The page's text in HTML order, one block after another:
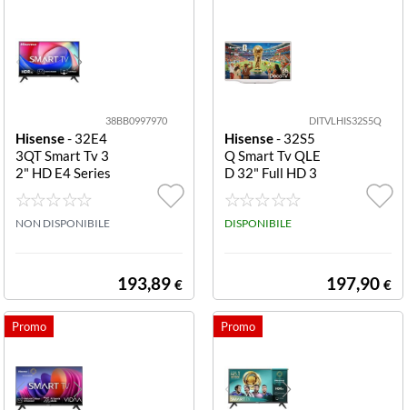
38BB0997970
Hisense- 32E4
3QT Smart Tv 3
2" HD E4 Series
32E43QT
NON DISPONIBILE
193,89 €
DITVLHIS32S5Q
Hisense- 32S5
Q Smart Tv QLE
D 32" Full HD 3
2S5Q TVC LED
32 QLED SMAR
T TV HDR10 H
DISPONIBILE
197,90 €